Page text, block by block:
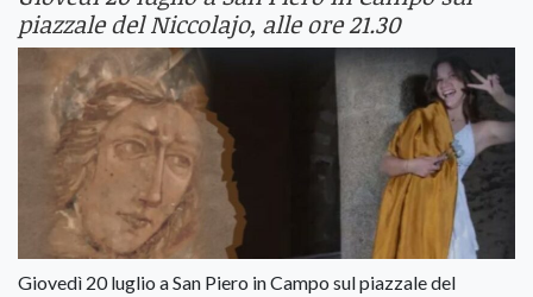
piazzale del Niccolajo, alle ore 21.30
Giovedì 20 luglio a San Piero in Campo sul piazzale del